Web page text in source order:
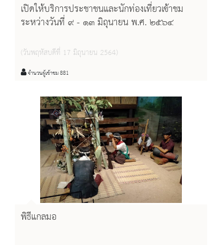
เปิดให้บริการประชาชนและนักท่องเที่ยวเข้าชม
ระหว่างวันที่ ๙ - ๑๓ มิถุนายน พ.ศ. ๒๕๖๔
(วันพฤหัสบดีที่ 17 มิถุนายน 2564)
จำนวนผู้เข้าชม 881
พิธีแกลมอ